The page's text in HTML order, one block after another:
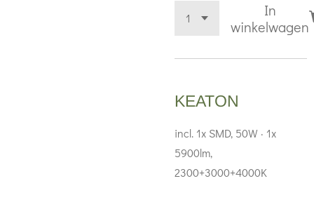
In
winkelwagen
KEATON
incl. 1x SMD, 50W · 1x
5900lm,
2300+3000+4000K